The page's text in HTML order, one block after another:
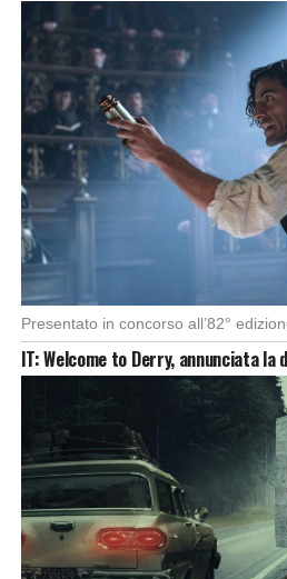
IT: Welcome to Derry, annunciata la